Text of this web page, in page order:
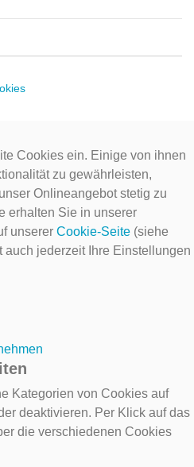
Cookies ein. Einige von ihnen
zu gewährleisten,
Onlineangebot stetig zu
erhalten Sie in unserer
unserer Cookie-Seite (siehe
auch jederzeit Ihre Einstellungen
Kategorien von Cookies auf
deaktivieren. Per Klick auf das
die verschiedenen Cookies